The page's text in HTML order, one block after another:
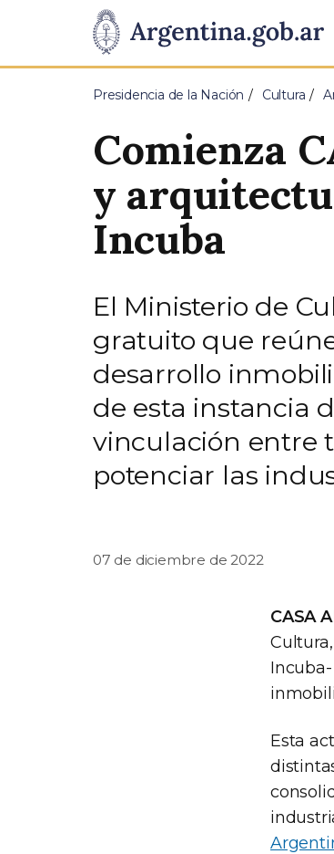
Presidencia
de
Pasar al contenido principal
Presidencia de la Nación Cultura
Comienza
y
Incuba
El Ministerio de
gratuito que
desarrollo
de esta instancia
vinculación entre
potenciar las
07 de diciembre de 2022
CASA
Esta